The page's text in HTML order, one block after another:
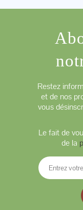
Restez
et de nos
vous
Le fait de
de la